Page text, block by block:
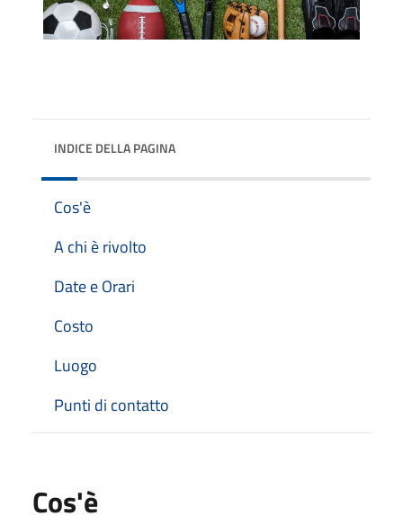
INDICE DELLA PAGINA
Cos'è
A chi è rivolto
Date e Orari
Costo
Luogo
Punti di contatto
Cos'è